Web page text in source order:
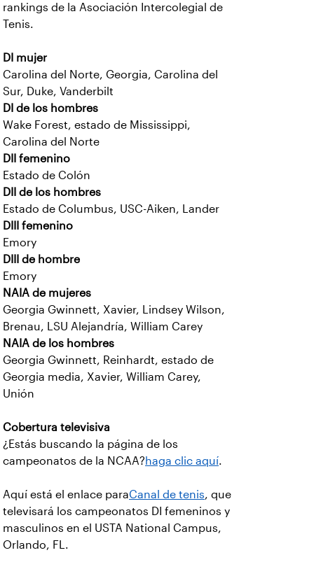
rankings de la Asociación Intercolegial de
Tenis.
DI mujer
Carolina del Norte, Georgia, Carolina del
Sur, Duke, Vanderbilt
DI de los hombres
Wake Forest, estado de Mississippi,
Carolina del Norte
DII femenino
Estado de Colón
DII de los hombres
Estado de Columbus, USC-Aiken, Lander
DIII femenino
Emory
DIII de hombre
Emory
NAIA de mujeres
Georgia Gwinnett, Xavier, Lindsey Wilson,
Brenau, LSU Alejandría, William Carey
NAIA de los hombres
Georgia Gwinnett, Reinhardt, estado de
Georgia media, Xavier, William Carey,
Unión
Cobertura televisiva
¿Estás buscando la página de los
campeonatos de la NCAA?haga clic aquí.
Aquí está el enlace paraCanal de tenis, que
televisará los campeonatos DI femeninos y
masculinos en el USTA National Campus,
Orlando, FL.